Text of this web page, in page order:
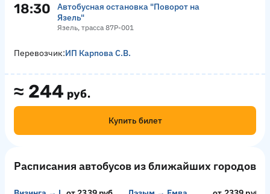
18:30
Автобусная остановка "Поворот на
Язель"
Язель, трасса 87Р-001
≈ 244 руб.
Купить билет
Перевозчик:ИП Карпова С.В.
Расписания автобусов из ближайших городов